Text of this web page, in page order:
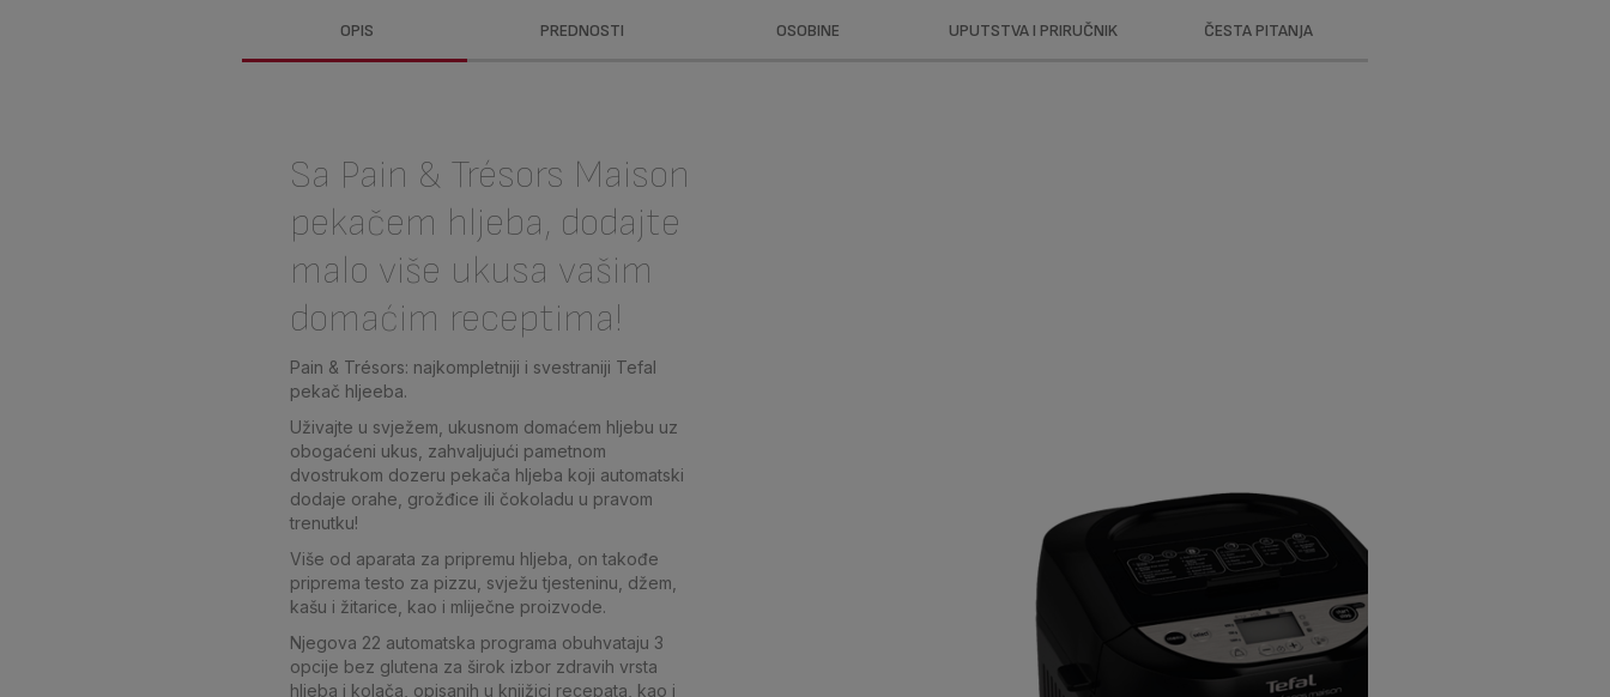
OPIS PREDNOSTI OSOBINE UPUTSTVA I PRIRUČNIK ČESTA PITANJA
Sa Pain & Trésors Maison
pekačem hljeba, dodajte
malo više ukusa vašim
domaćim receptima!
Pain & Trésors: najkompletniji i svestraniji Tefal
pekač hljeeba.
Uživajte u svježem, ukusnom domaćem hljebu uz
obogaćeni ukus, zahvaljujući pametnom
dvostrukom dozeru pekača hljeba koji automatski
dodaje orahe, grožđice ili čokoladu u pravom
trenutku!
Više od aparata za pripremu hljeba, on takođe
priprema testo za pizzu, svježu tjesteninu, džem,
kašu i žitarice, kao i mliječne proizvode.
Njegova 22 automatska programa obuhvataju 3
opcije bez glutena za širok izbor zdravih vrsta
hljeba i kolača, opisanih u knjižici recepata, kao i